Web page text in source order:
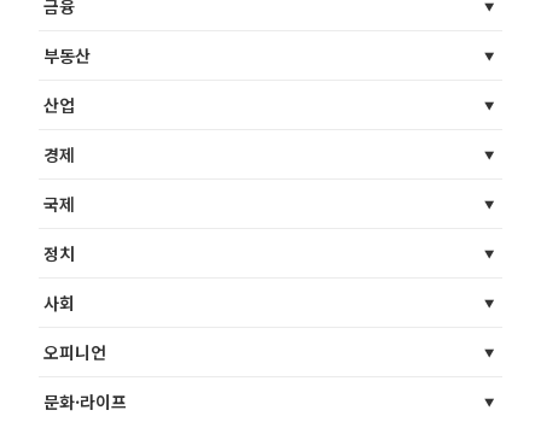
금융
부동산
산업
경제
국제
정치
사회
오피니언
문화·라이프